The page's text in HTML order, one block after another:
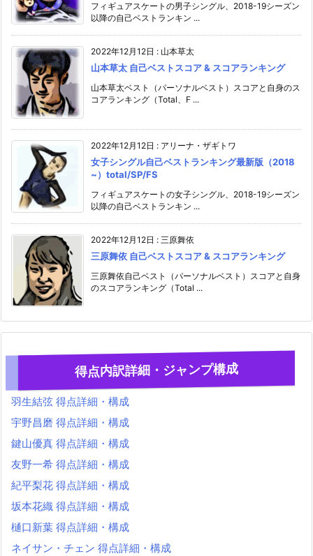
フィギュアスケートの男子シングル、2018-19シーズン
以降の自己ベストランキン ...
2022年12月12日 : 山本草太
山本草太 自己ベストスコア & スコアランキング
山本草太ベスト（パーソナルベスト）スコアと自身のス
コアランキング（Total、F ...
2022年12月12日 : アリーナ・ザギトワ
女子シングル自己ベストランキング最新版（2018
~）total/SP/FS
フィギュアスケートの女子シングル、2018-19シーズン
以降の自己ベストランキン ...
2022年12月12日 : 三原舞依
三原舞依 自己ベストスコア & スコアランキング
三原舞依自己ベスト（パーソナルベスト）スコアと自身
のスコアランキング（Total ...
得点内訳詳細・ジャンプ構成
羽生結弦 得点詳細・構成
宇野昌磨 得点詳細・構成
鍵山優真 得点詳細・構成
友野一希 得点詳細・構成
紀平梨花 得点詳細・構成
坂本花織 得点詳細・構成
樋口新葉 得点詳細・構成
ネイサン・チェン 得点詳細・構成